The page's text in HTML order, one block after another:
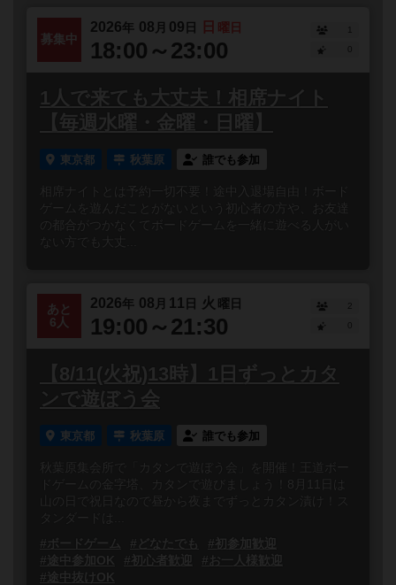
募集中
2026年 08 月 09 日 日 曜日
18:00～23:00
1
1人で来ても大丈夫！相席ナイト
【毎週水曜・金曜・日曜】
東京都 秋葉原 誰でも参加
相席ナイトとは予約一切不要！途中入退場自由！ボード
ゲームを遊んだことがないという初心者の方や、お友達
の都合がつかなくてボードゲームを一緒に遊べる人がい
ない方でも大丈...
あと
6人
2026年 08 月 11 日 火 曜日
19:00～21:30
2
【8/11(火祝)13時】1日ずっとカタ
ンで遊ぼう会
東京都 秋葉原 誰でも参加
秋葉原集会所で「カタンで遊ぼう会」を開催！王道ボー
ドゲームの金字塔、カタンで遊びましょう！8月11日は
山の日で祝日なので昼から夜までずっとカタン漬け！ス
#ボードゲーム
#どなたでも
#初参加歓迎
#途中参加OK
#初心者歓迎
#お一人様歓迎
#途中抜けOK